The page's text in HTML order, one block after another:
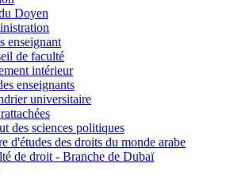
Doyen
enseignant
de faculté
intérieur
enseignants
universitaire
des sciences politiques
d'études des droits du monde arabe
de droit - Branche de Dubaï